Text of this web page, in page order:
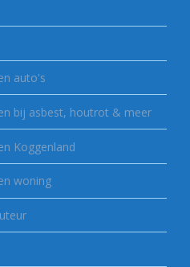
auto's
bij asbest, houtrot & meer
Koggenland
woning